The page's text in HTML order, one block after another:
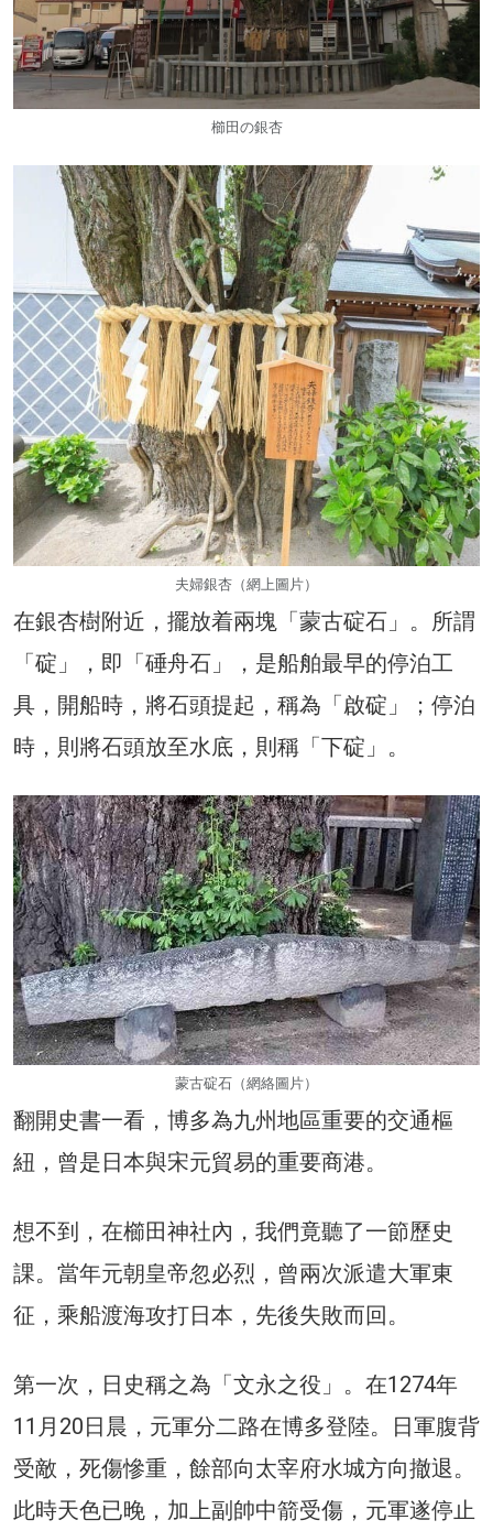
櫛田の銀杏
夫婦銀杏（網上圖片）
在銀杏樹附近，擺放着兩塊「蒙古碇石」。所謂
「碇」，即「硾舟石」，是船舶最早的停泊工
具，開船時，將石頭提起，稱為「啟碇」；停泊
時，則將石頭放至水底，則稱「下碇」。
蒙古碇石（網絡圖片）
翻開史書一看，博多為九州地區重要的交通樞
紐，曾是日本與宋元貿易的重要商港。
想不到，在櫛田神社內，我們竟聽了一節歷史
課。當年元朝皇帝忽必烈，曾兩次派遣大軍東
征，乘船渡海攻打日本，先後失敗而回。
第一次，日史稱之為「文永之役」。在1274年
11月20日晨，元軍分二路在博多登陸。日軍腹背
受敵，死傷慘重，餘部向太宰府水城方向撤退。
此時天色已晚，加上副帥中箭受傷，元軍遂停止